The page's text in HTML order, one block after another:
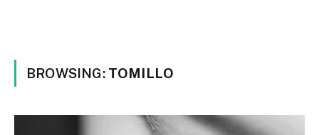
BROWSING: TOMILLO